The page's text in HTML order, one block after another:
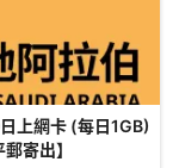
寄出】